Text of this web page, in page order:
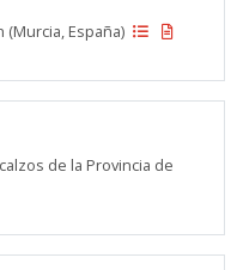
España)
de la Provincia de